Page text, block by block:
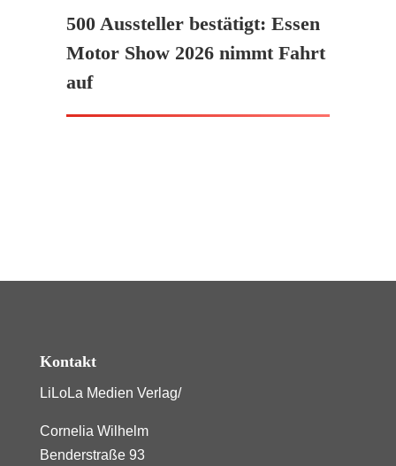
500 Aussteller bestätigt: Essen
Motor Show 2026 nimmt Fahrt
auf
Kontakt
LiLoLa Medien Verlag/
Cornelia Wilhelm
Benderstraße 93